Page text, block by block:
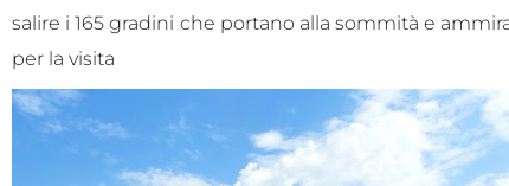
salire i 165 gradini che portano alla sommità e
per la visita